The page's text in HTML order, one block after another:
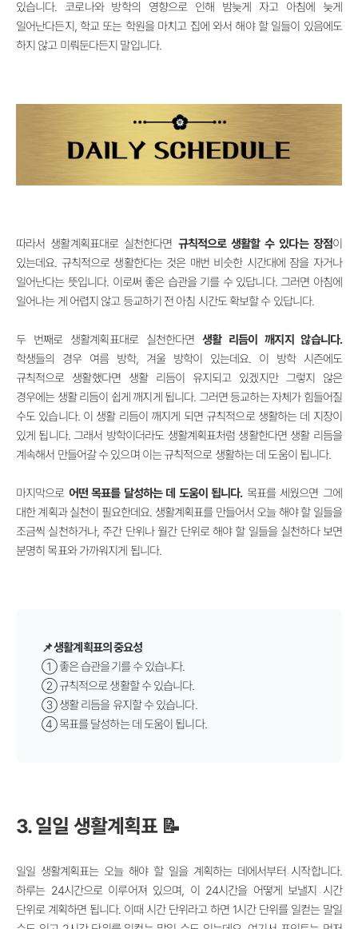
있습니다. 코로나와 방학의 영향으로 인해 밤늦게 자고 아침에 늦게
일어난다든지, 학교 또는 학원을 마치고 집에 와서 해야 할 일들이 있음에도
하지 않고 미뤄둔다든지 말입니다.
따라서 생활계획표대로 실천한다면 규칙적으로 생활할 수 있다는 장점이
있는데요. 규칙적으로 생활한다는 것은 매번 비슷한 시간대에 잠을 자거나
일어난다는 뜻입니다. 이로써 좋은 습관을 기를 수 있답니다. 그러면 아침에
일어나는 게 어렵지 않고 등교하기 전 아침 시간도 확보할 수 있답니다.
두 번째로 생활계획표대로 실천한다면생활 리듬이 깨지지 않습니다.
학생들의 경우 여름 방학, 겨울 방학이 있는데요. 이 방학 시즌에도
규칙적으로 생활했다면 생활 리듬이 유지되고 있겠지만 그렇지 않은
경우에는 생활 리듬이 쉽게 깨지게 됩니다. 그러면 등교하는 자체가 힘들어질
수도 있습니다. 이 생활 리듬이 깨지게 되면 규칙적으로 생활하는 데 지장이
있게 됩니다. 그래서 방학이더라도 생활계획표처럼 생활한다면 생활 리듬을
계속해서 만들어갈 수 있으며 이는 규칙적으로 생활하는 데 도움이 됩니다.
마지막으로 어떤 목표를 달성하는 데 도움이 됩니다.목표를 세웠으면 그에
대한 계획과 실천이 필요한데요. 생활계획표를 만들어서 오늘 해야 할 일들을
조금씩 실천하거나, 주간 단위나 월간 단위로 해야 할 일들을 실천하다 보면
분명히 목표와 가까워지게 됩니다.
📌 생활계획표의 중요성
①좋은 습관을 기를 수 있습니다.
②규칙적으로 생활할 수 있습니다.
③ 생활 리듬을 유지할 수 있습니다.
④목표를 달성하는 데 도움이 됩니다.
3. 일일 생활계획표 📝
일일 생활계획표는 오늘 해야 할 일을 계획하는 데에서부터 시작합니다.
하루는 24시간으로 이루어져 있으며, 이 24시간을 어떻게 보낼지 시간
단위로 계획하면 됩니다. 이때 시간 단위라고 하면 1시간 단위를 일컫는 말일